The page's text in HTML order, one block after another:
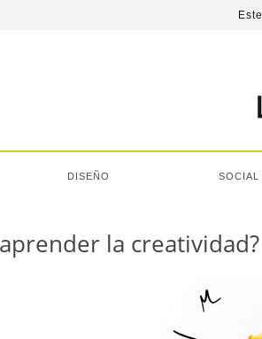
DISEÑO SOCIAL
la creatividad?